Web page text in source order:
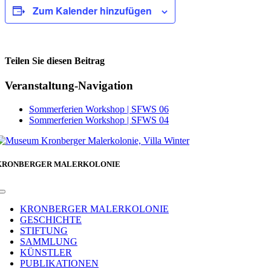
Zum Kalender hinzufügen
Teilen Sie diesen Beitrag
Facebook
Veranstaltung-Navigation
Sommerferien Workshop | SFWS 06
Sommerferien Workshop | SFWS 04
MALERKOLONIE
Toggle
NavigationKRONBERGER MALERKOLONIE
GESCHICHTE
STIFTUNG
SAMMLUNG
KÜNSTLER
PUBLIKATIONEN